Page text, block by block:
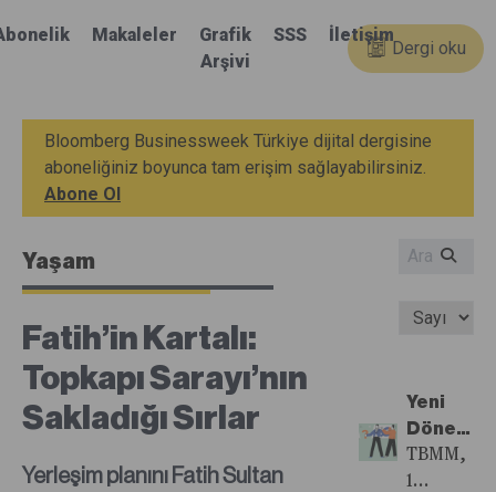
Makaleler
Grafik
Arşivi
SSS İletişim
Dergi oku
Bloomberg Businessweek Türkiye dijital dergisine
aboneliğiniz boyunca tam erişim sağlayabilirsiniz.
Abone Ol
Yaşam
Fatih’in Kartalı:
Topkapı Sarayı’nın
Sakladığı Sırlar
Yerleşim planını Fatih Sultan
Yeni
Dönemde
Kurgan
ile Mali
TBMM,
1